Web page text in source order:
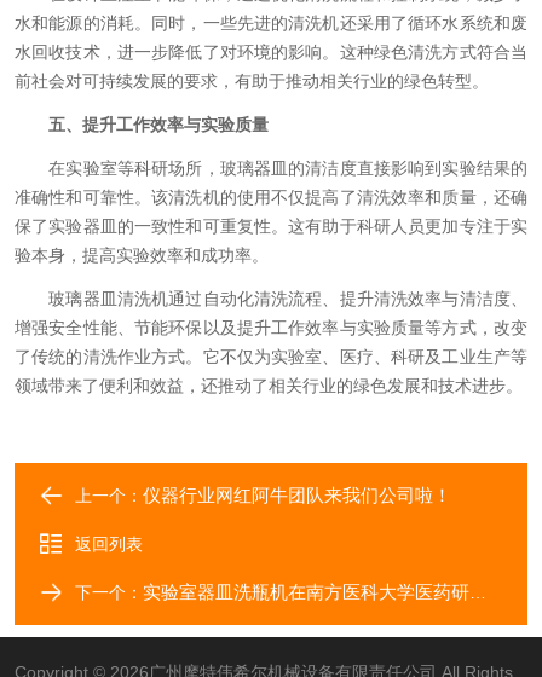
水和能源的消耗。同时，一些先进的清洗机还采用了循环水系统和废
水回收技术，进一步降低了对环境的影响。这种绿色清洗方式符合当
前社会对可持续发展的要求，有助于推动相关行业的绿色转型。
五、提升工作效率与实验质量
在实验室等科研场所，玻璃器皿的清洁度直接影响到实验结果的
准确性和可靠性。该清洗机的使用不仅提高了清洗效率和质量，还确
保了实验器皿的一致性和可重复性。这有助于科研人员更加专注于实
验本身，提高实验效率和成功率。
玻璃器皿清洗机通过自动化清洗流程、提升清洗效率与清洁度、
增强安全性能、节能环保以及提升工作效率与实验质量等方式，改变
了传统的清洗作业方式。它不仅为实验室、医疗、科研及工业生产等
领域带来了便利和效益，还推动了相关行业的绿色发展和技术进步。
上一个： 仪器行业网红阿牛团队来我们公司啦！
返回列表
下一个： 实验室器皿洗瓶机在南方医科大学医药研究院实验室的成功应用案例
Copyright © 2026广州摩特伟希尔机械设备有限责任公司 All Rights